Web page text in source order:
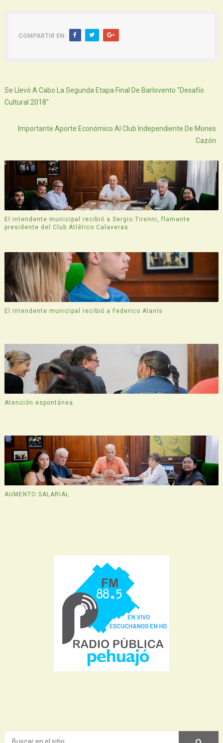
COMPARTIR EN:
Se Llevó A Cabo La Segunda Etapa Final De Barlovento "Desafío
Cultural 2018"
Importante Aporte Económico Al Club Independiente De Mones
Cazón
El intendente municipal recibió a Sergio Tirenni, flamante
presidente del Club Atlético Calaveras
El intendente municipal recibió a Federico Alanís
Atención espontánea
AUMENTO SALARIAL